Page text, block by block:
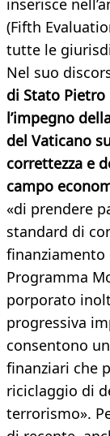
inserisce
(Fifth
tutte le
Nel suo
di Stato
l’impegno
del Vaticano
correttezza e
campo
«di prendere
standard di
Programma
porporato
progressiva
consentono
finanziari che
riciclaggio di
terrorismo».